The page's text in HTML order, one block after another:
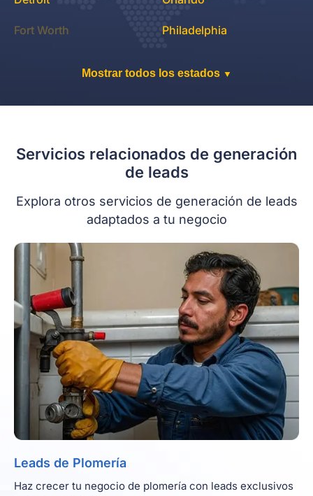
Fort Worth Philadelphia
Mostrar todos los estados ▼
Servicios relacionados de generación
de leads
Explora otros servicios de generación de leads
adaptados a tu negocio
Leads de Plomería
Haz crecer tu negocio de plomería con leads exclusivos